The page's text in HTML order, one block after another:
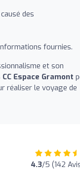
des
fournies.
et son
Espace Gramont
réaliser le voyage de
4.3/5 (142